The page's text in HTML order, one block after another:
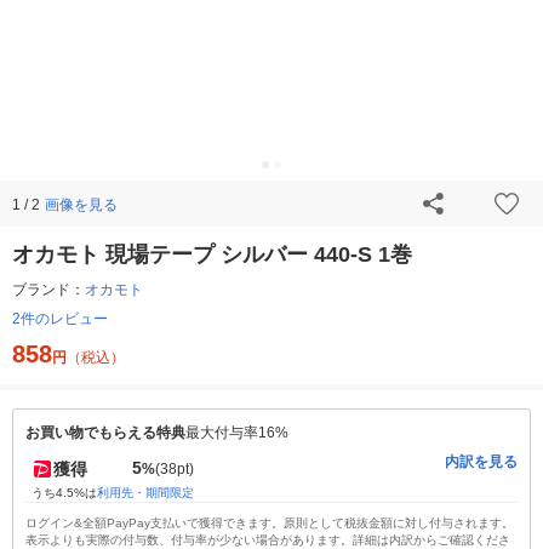
1 / 2 画像を見る
オカモト 現場テープ シルバー 440-S 1巻
ブランド： オカモト
2件のレビュー
858円 （税込）
お買い物でもらえる特典最大付与率16%
獲得 5%(38pt)
うち4.5%は利用先・期間限定
内訳を見る
ログイン&全額PayPay支払いで獲得できます。原則として税抜金額に対し付与されます。
表示よりも実際の付与数、付与率が少ない場合があります。詳細は内訳からご確認くださ